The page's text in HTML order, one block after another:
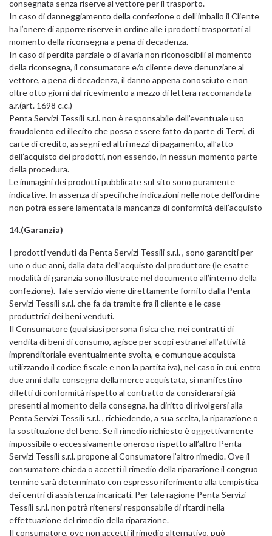
consegnata senza riserve al vettore per il trasporto.
In caso di danneggiamento della confezione o dell’imballo il Cliente
ha l’onere di apporre riserve in ordine alle i prodotti trasportati al
momento della riconsegna a pena di decadenza.
In caso di perdita parziale o di avaria non riconoscibili al momento
della riconsegna, il consumatore e/o cliente deve denunziare al
vettore, a pena di decadenza, il danno appena conosciuto e non
oltre otto giorni dal ricevimento a mezzo di lettera raccomandata
a.r.(art. 1698 c.c.)
Penta Servizi Tessili s.r.l. non è responsabile dell’eventuale uso
fraudolento ed illecito che possa essere fatto da parte di Terzi, di
carte di credito, assegni ed altri mezzi di pagamento, all’atto
dell’acquisto dei prodotti, non essendo, in nessun momento parte
della procedura.
Le immagini dei prodotti pubblicate sul sito sono puramente
indicative. In assenza di specifiche indicazioni nelle note dell’ordine
non potrà essere lamentata la mancanza di conformità dell’acquisto
14.(Garanzia)
I prodotti venduti da Penta Servizi Tessili s.r.l. , sono garantiti per
uno o due anni, dalla data dell’acquisto dal produttore (le esatte
modalità di garanzia sono illustrate nel documento all’interno della
confezione). Tale servizio viene direttamente fornito dalla Penta
Servizi Tessili s.r.l. che fa da tramite fra il cliente e le case
produttrici dei beni venduti.
Il Consumatore (qualsiasi persona fisica che, nei contratti di
vendita di beni di consumo, agisce per scopi estranei all’attività
imprenditoriale eventualmente svolta, e comunque acquista
utilizzando il codice fiscale e non la partita iva), nel caso in cui, entro
due anni dalla consegna della merce acquistata, si manifestino
difetti di conformità rispetto al contratto da considerarsi già
presenti al momento della consegna, ha diritto di rivolgersi alla
Penta Servizi Tessili s.r.l. , richiedendo, a sua scelta, la riparazione o
la sostituzione del bene. Se il rimedio richiesto è oggettivamente
impossibile o eccessivamente oneroso rispetto all’altro Penta
Servizi Tessili s.r.l. propone al Consumatore l’altro rimedio. Ove il
consumatore chieda o accetti il rimedio della riparazione il congruo
termine sarà determinato con espresso riferimento alla tempistica
dei centri di assistenza incaricati. Per tale ragione Penta Servizi
Tessili s.r.l. non potrà ritenersi responsabile di ritardi nella
effettuazione del rimedio della riparazione.
Il consumatore, ove non accetti il rimedio alternativo, può